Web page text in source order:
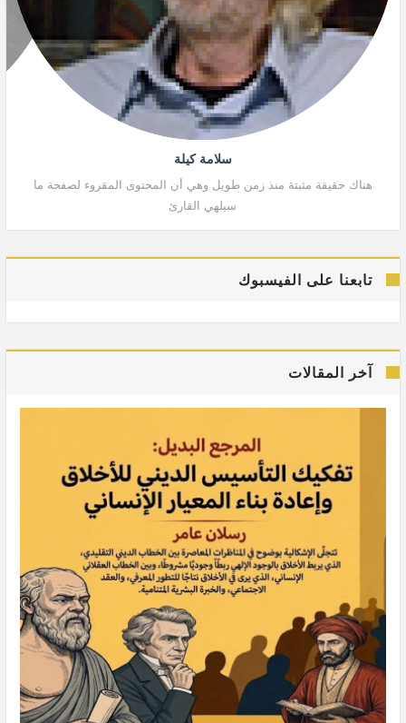
سلامة كيلة
هناك حقيقة مثبتة منذ زمن طويل وهي أن المحتوى المقروء لصفحة ما
سيلهي القارئ
تابعنا على الفيسبوك
آخر المقالات